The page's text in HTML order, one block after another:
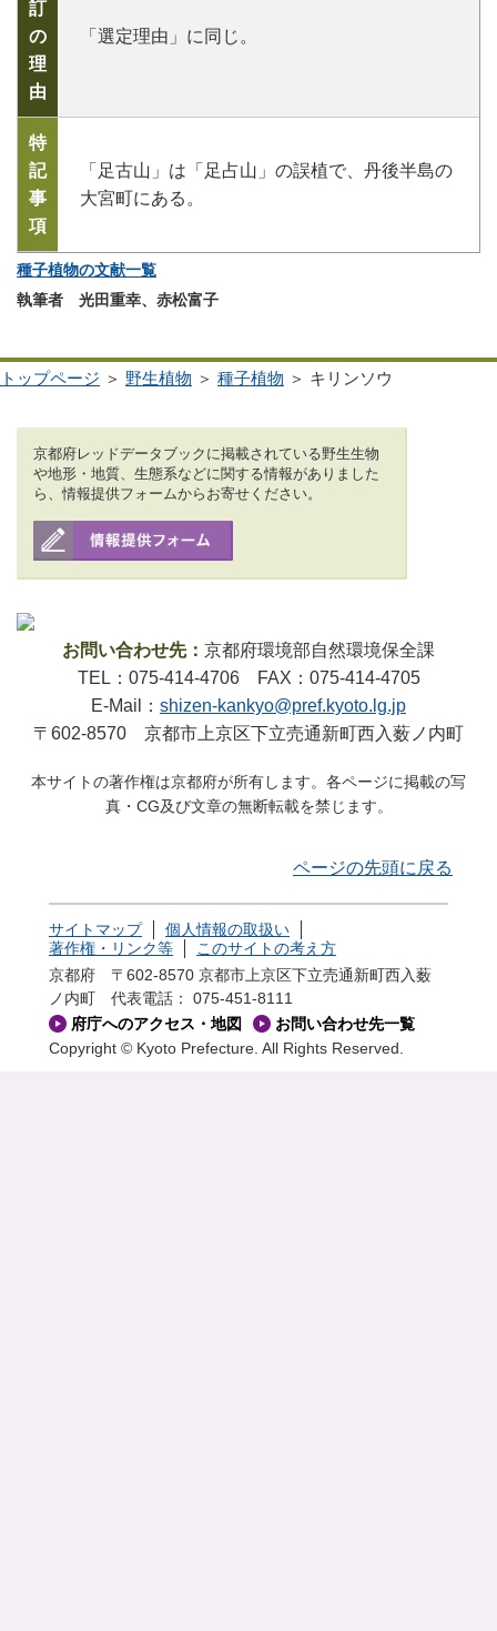
訂
の
理
由
「選定理由」に同じ。
特
記
事
項
「足古山」は「足占山」の誤植で、丹後半島の
大宮町にある。
種子植物の文献一覧
執筆者 光田重幸、赤松富子
トップページ ＞ 野生植物 ＞ 種子植物 ＞ キリンソウ
京都府レッドデータブックに掲載されている野生生物
や地形・地質、生態系などに関する情報がありました
ら、情報提供フォームからお寄せください。
お問い合わせ先： 京都府環境部自然環境保全課
TEL：075-414-4706 FAX：075-414-4705
E-Mail： shizen-kankyo@pref.kyoto.lg.jp
〒602-8570 京都市上京区下立売通新町西入薮ノ内町
本サイトの著作権は京都府が所有します。各ページに掲載の写
真・CG及び文章の無断転載を禁じます。
ページの先頭に戻る
サイトマップ
個人情報の取扱い
著作権・リンク等
このサイトの考え方
京都府 〒602-8570 京都市上京区下立売通新町西入薮
ノ内町
代表電話： 075-451-8111
府庁へのアクセス・地図
お問い合わせ先一覧
Copyright © Kyoto Prefecture. All Rights Reserved.